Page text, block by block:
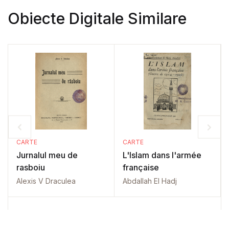
Obiecte Digitale Similare
CARTE
Jurnalul meu de
rasboiu
Alexis V Draculea
CARTE
L'Islam dans l'armée
française
Abdallah El Hadj